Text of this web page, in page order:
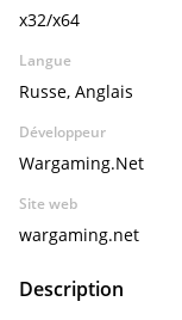
x32/x64
Langue
Russe, Anglais
Développeur
Wargaming.Net
Site web
wargaming.net
Description